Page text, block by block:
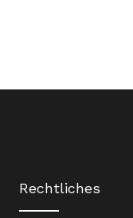
Rechtliches